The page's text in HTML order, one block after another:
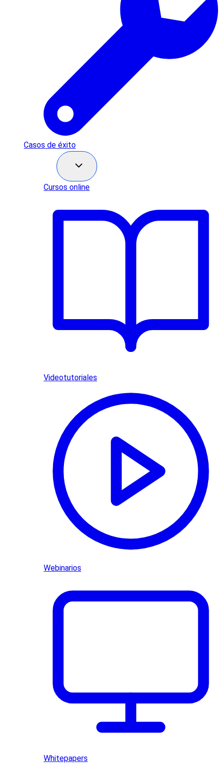
Casos de éxito
Cursos online
Videotutoriales
Webinarios
Whitepapers